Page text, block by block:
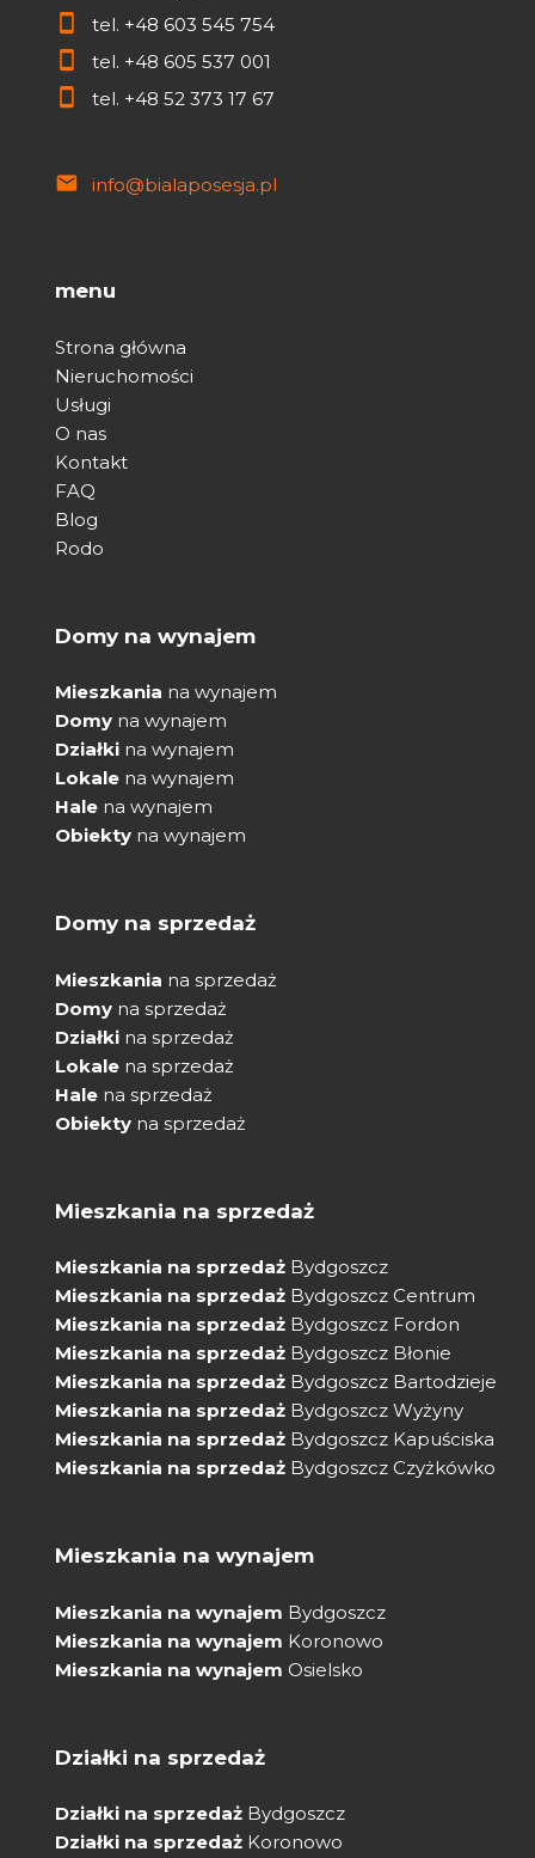
tel. +48 603 545 754
tel. +48 605 537 001
tel. +48 52 373 17 67
info@bialaposesja.pl
Domy na wynajem
Mieszkania na wynajem
Domy na wynajem
Działki na wynajem
Lokale na wynajem
Hale na wynajem
Obiekty na wynajem
Domy na sprzedaż
Mieszkania na sprzedaż
Domy na sprzedaż
Działki na sprzedaż
Lokale na sprzedaż
Hale na sprzedaż
Obiekty na sprzedaż
menu
Strona główna
Nieruchomości
Usługi
O nas
Kontakt
FAQ
Blog
Rodo
Mieszkania na sprzedaż
Mieszkania na sprzedaż Bydgoszcz
Mieszkania na sprzedaż Bydgoszcz Centrum
Mieszkania na sprzedaż Bydgoszcz Fordon
Mieszkania na sprzedaż Bydgoszcz Błonie
Mieszkania na sprzedaż Bydgoszcz Bartodzieje
Mieszkania na sprzedaż Bydgoszcz Wyżyny
Mieszkania na sprzedaż Bydgoszcz Kapuściska
Mieszkania na sprzedaż Bydgoszcz Czyżkówko
Mieszkania na wynajem
Mieszkania na wynajem Bydgoszcz
Mieszkania na wynajem Koronowo
Mieszkania na wynajem Osielsko
Działki na sprzedaż
Działki na sprzedaż Bydgoszcz
Działki na sprzedaż Koronowo